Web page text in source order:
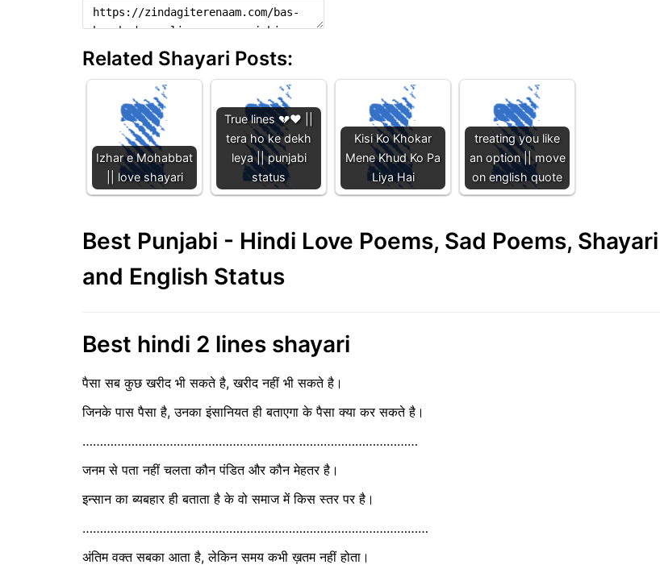
Related Shayari Posts:
Izhar e Mohabbat
|| love shayari
True lines 💔♥️ ||
tera ho ke dekh
leya || punjabi
status
Kisi Ko Khokar
Mene Khud Ko Pa
Liya Hai
treating you like
an option || move
on english quote
Best Punjabi - Hindi Love Poems, Sad Poems, Shayari
and English Status
Best hindi 2 lines shayari
पैसा सब कुछ खरीद भी सकते है, खरीद नहीं भी सकते है।
जिनके पास पैसा है, उनका इंसानियत ही बताएगा के पैसा क्या कर सकते है।
……………………………………………………………………………………
जनम से पता नहीं चलता कौन पंडित और कौन मेहतर है।
इन्सान का ब्यबहार ही बताता है के वो समाज में किस स्तर पर है।
………………………………………………………………………………………
अंतिम वक्त सबका आता है, लेकिन समय कभी ख़तम नहीं होता।